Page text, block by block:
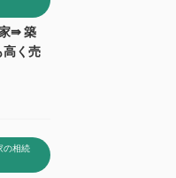
⇛ 築
く売
の相続